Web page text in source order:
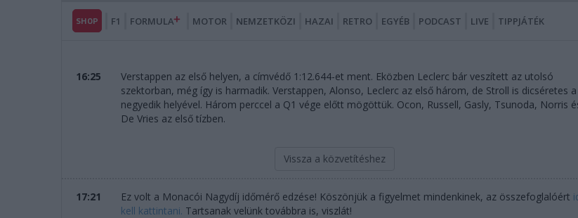
SHOP F1 FORMULA MOTOR NEMZETKÖZI HAZAI RETRO EGYÉB PODCAST LIVE TIPPJÁTÉK
16:25
Verstappen az első helyen, a címvédő 1:12.644-et ment. Eközben Leclerc bár veszített az utolsó
szektorban, még így is harmadik. Verstappen, Alonso, Leclerc az első három, de Stroll is dicséretes a
negyedik helyével. Három perccel a Q1 vége előtt mögöttük. Ocon, Russell, Gasly, Tsunoda, Norris
De Vries az első tízben.
Vissza a közvetítéshez
17:21 Ez volt a Monacói Nagydíj időmérő edzése! Köszönjük a figyelmet mindenkinek, az összefoglalóért
kell kattintani. Tartsanak velünk továbbra is, viszlát!